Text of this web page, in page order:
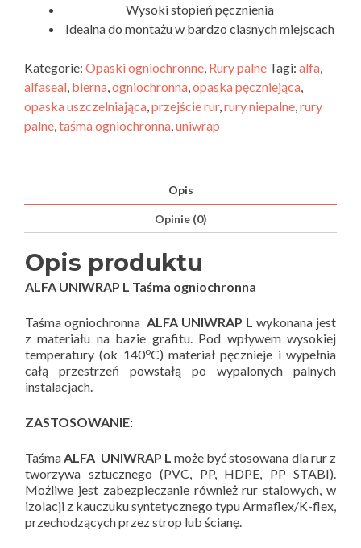
Wysoki stopień pęcznienia
Idealna do montażu w bardzo ciasnych miejscach
Kategorie: Opaski ogniochronne Rury palne Tagi: alfa
alfaseal bierna ogniochronna opaska pęczniejąca
opaska uszczelniająca przejście rur, rury niepalne rury
palne taśma ogniochronna uniwrap
Opis
Opinie (0)
Opis produktu
ALFA UNIWRAP L Taśma ogniochronna
Taśma ogniochronna ALFA UNIWRAP L wykonana jest
z materiału na bazie grafitu. Pod wpływem wysokiej
temperatury (ok 140oC) materiał pęcznieje i wypełnia
całą przestrzeń powstałą po wypalonych palnych
instalacjach.
ZASTOSOWANIE:
Taśma ALFA UNIWRAP L może być stosowana dla rur z
tworzywa sztucznego (PVC, PP, HDPE, PP STABI).
Możliwe jest zabezpieczanie również rur stalowych, w
izolacji z kauczuku syntetycznego typu Armaflex/K-flex,
przechodzących przez strop lub ścianę.